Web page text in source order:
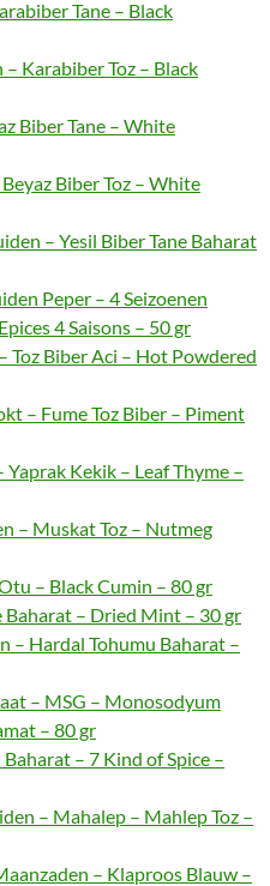
Tane – Black
Karabiber Toz – Black
Biber Tane – White
Biber Toz – White
– Yesil Biber Tane Baharat
Peper – 4 Seizoenen
4 Saisons – 50 gr
Toz Biber Aci – Hot Powdered
– Fume Toz Biber – Piment
Kekik – Leaf Thyme –
– Muskat Toz – Nutmeg
– Black Cumin – 80 gr
– Dried Mint – 30 gr
– Hardal Tohumu Baharat –
– MSG – Monosodyum
– 80 gr
– 7 Kind of Spice –
– Mahalep – Mahlep Toz –
– Klaproos Blauw –